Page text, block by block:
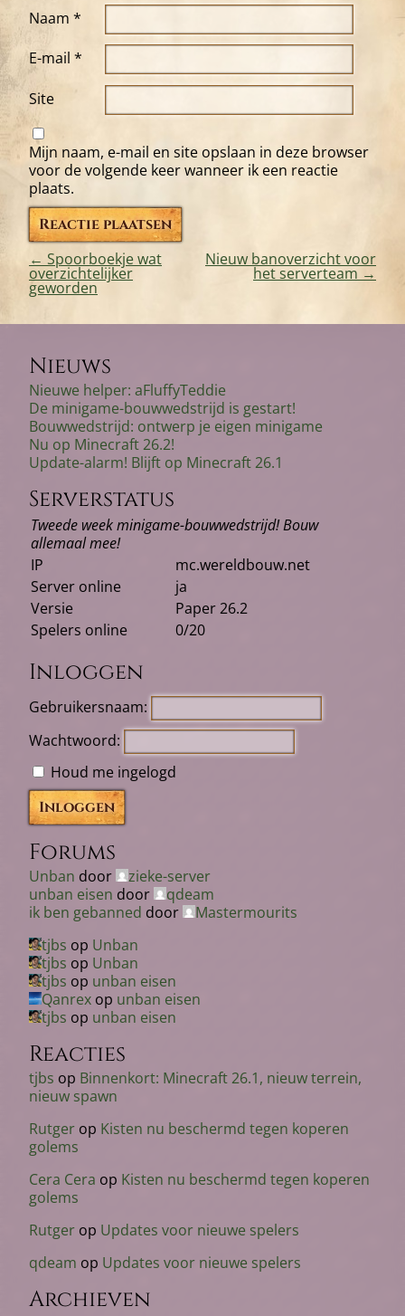
Naam *
E-mail *
Site
Mijn naam, e-mail en site opslaan in deze browser
voor de volgende keer wanneer ik een reactie
plaats.
Bericht
navigatie
← Spoorboekje wat
overzichtelijker
geworden
Nieuw banoverzicht voor
het serverteam →
Nieuws
Nieuwe helper: aFluffyTeddie
De minigame-bouwwedstrijd is gestart!
Bouwwedstrijd: ontwerp je eigen minigame
Nu op Minecraft 26.2!
Update-alarm! Blijft op Minecraft 26.1
Serverstatus
Tweede week minigame-bouwwedstrijd! Bouw
allemaal mee!
IP
mc.wereldbouw.net
Server online
ja
Versie
Paper 26.2
Spelers online
0/20
Inloggen
Gebruikersnaam:
Wachtwoord:
Houd me ingelogd
Inloggen
Forums
Unban door
zieke-server
unban eisen door
qdeam
ik ben gebanned door
Mastermourits
tjbs op Unban
tjbs op Unban
tjbs op unban eisen
Qanrex op unban eisen
tjbs op unban eisen
Reacties
tjbs op Binnenkort: Minecraft 26.1, nieuw terrein,
nieuw spawn
Rutger op Kisten nu beschermd tegen koperen
golems
Cera Cera op Kisten nu beschermd tegen koperen
golems
Rutger op Updates voor nieuwe spelers
qdeam op Updates voor nieuwe spelers
Archieven